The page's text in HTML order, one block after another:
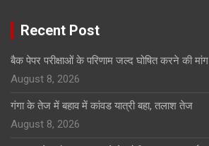
Recent Post
बैक पेपर परीक्षाओं के परिणाम जल्द घोषित करने की मांग
August 8, 2026
गंगा के तेज में बहाव में कांवड यात्री बहा, तलाश तेज
August 8, 2026